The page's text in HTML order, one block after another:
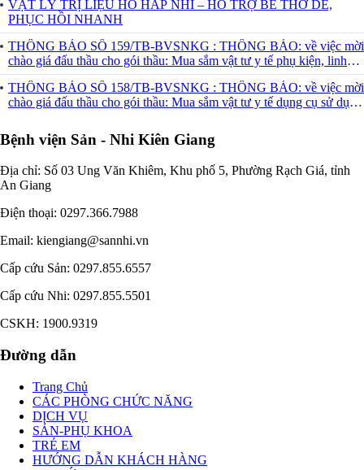
VẬT LÝ TRỊ LIỆU HÔ HẤP NHI – HỖ TRỢ BÉ THỞ DỄ,
PHỤC HỒI NHANH
THÔNG BÁO SỐ 159/TB-BVSNKG : THÔNG BÁO: về việc mời
chào giá đấu thầu cho gói thầu: Mua sắm vật tư y tế phụ kiện, linh
kiện thiết bị y tế sử dụng 24 tháng tại Bệnh viện Sản-Nhi Kiên
Giang
THÔNG BÁO SỐ 158/TB-BVSNKG : THÔNG BÁO: về việc mời
chào giá đấu thầu cho gói thầu: Mua sắm vật tư y tế dụng cụ sử dụng
Bệnh viện Sản - Nhi Kiên Giang
Địa chỉ: Số 03 Ung Văn Khiêm, Khu phố 5, Phường Rạch Giá, tỉnh
An Giang
Điện thoại: 0297.366.7988
Email: kiengiang@sannhi.vn
Cấp cứu Sản: 0297.855.6557
Cấp cứu Nhi: 0297.855.5501
CSKH: 1900.9319
Đường dẫn
Trang Chủ
CÁC PHÒNG CHỨC NĂNG
DỊCH VỤ
SẢN-PHỤ KHOA
TRẺ EM
HƯỚNG DẪN KHÁCH HÀNG